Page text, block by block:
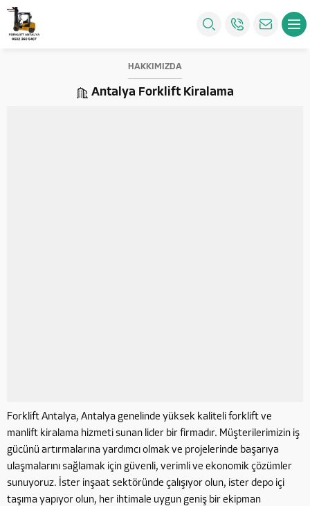
HAKKIMIZDA
Antalya Forklift Kiralama
Forklift Antalya, Antalya genelinde yüksek kaliteli forklift ve
manlift kiralama hizmeti sunan lider bir firmadır. Müşterilerimizin iş
gücünü artırmalarına yardımcı olmak ve projelerinde başarıya
ulaşmalarını sağlamak için güvenli, verimli ve ekonomik çözümler
sunuyoruz. İster inşaat sektöründe çalışıyor olun, ister depo içi
taşıma yapıyor olun, her ihtimale uygun geniş bir ekipman